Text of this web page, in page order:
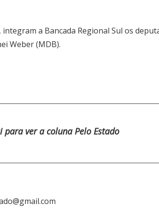
a Bancada Regional Sul os
Weber (MDB).
para ver a coluna Pelo Estado